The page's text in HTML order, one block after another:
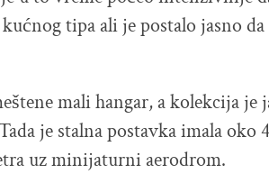
tipa ali je postalo jasno
mali hangar, a kolekcija
je stalna postavka imala oko
uz minijaturni aerodrom.